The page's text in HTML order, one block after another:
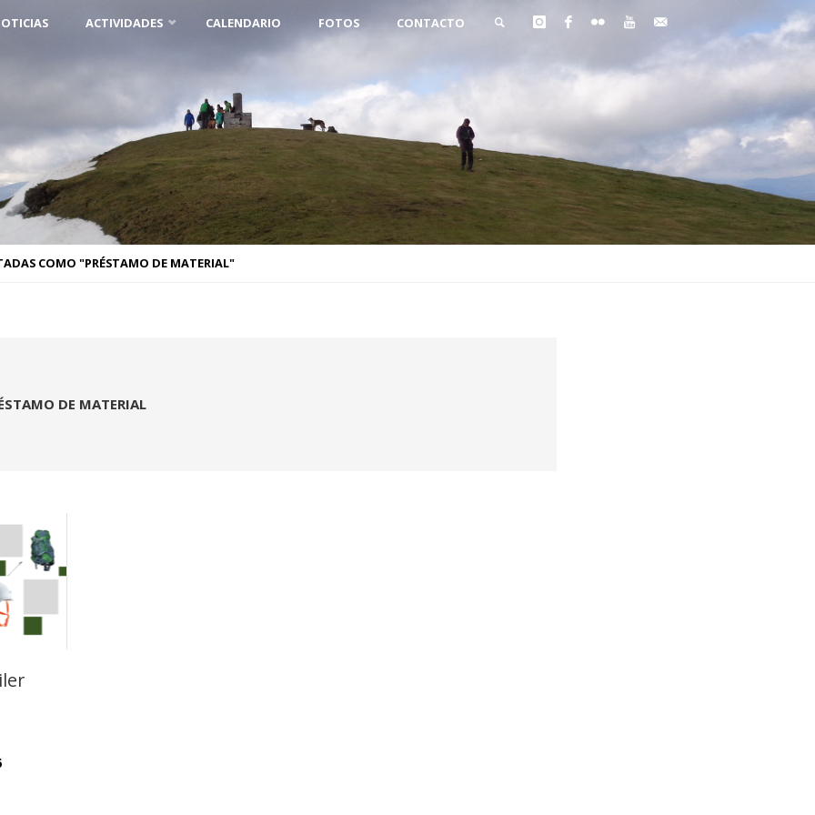
ACTIVIDADES CALENDARIO FOTOS CONTACTO
BUSCAR
COMO "PRÉSTAMO DE MATERIAL"
DE MATERIAL